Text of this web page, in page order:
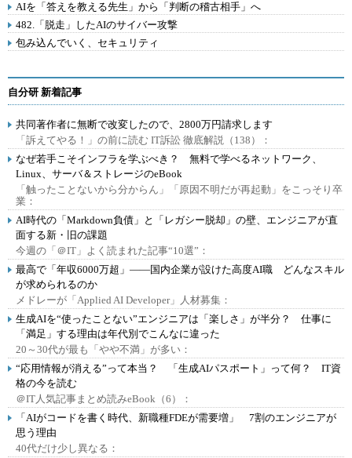
AIを「答えを教える先生」から「判断の稽古相手」へ
482.「脱走」したAIのサイバー攻撃
包み込んでいく、セキュリティ
自分研 新着記事
共同著作者に無断で改変したので、2800万円請求します
「訴えてやる！」の前に読む IT訴訟 徹底解説（138）：
なぜ若手こそインフラを学ぶべき？ 無料で学べるネットワーク、
Linux、サーバ＆ストレージのeBook
「触ったことないから分からん」「原因不明だが再起動」をこっそり卒
業：
AI時代の「Markdown負債」と「レガシー脱却」の壁、エンジニアが直
面する新・旧の課題
今週の「＠IT」よく読まれた記事“10選”：
最高で「年収6000万超」――国内企業が設けた高度AI職 どんなスキル
が求められるのか
メドレーが「Applied AI Developer」人材募集：
生成AIを“使ったことない”エンジニアは「楽しさ」が半分？ 仕事に
「満足」する理由は年代別でこんなに違った
20～30代が最も「やや不満」が多い：
“応用情報が消える”って本当？ 「生成AIパスポート」って何？ IT資
格の今を読む
＠IT人気記事まとめ読みeBook（6）：
「AIがコードを書く時代、新職種FDEが需要増」 7割のエンジニアが
思う理由
40代だけ少し異なる：